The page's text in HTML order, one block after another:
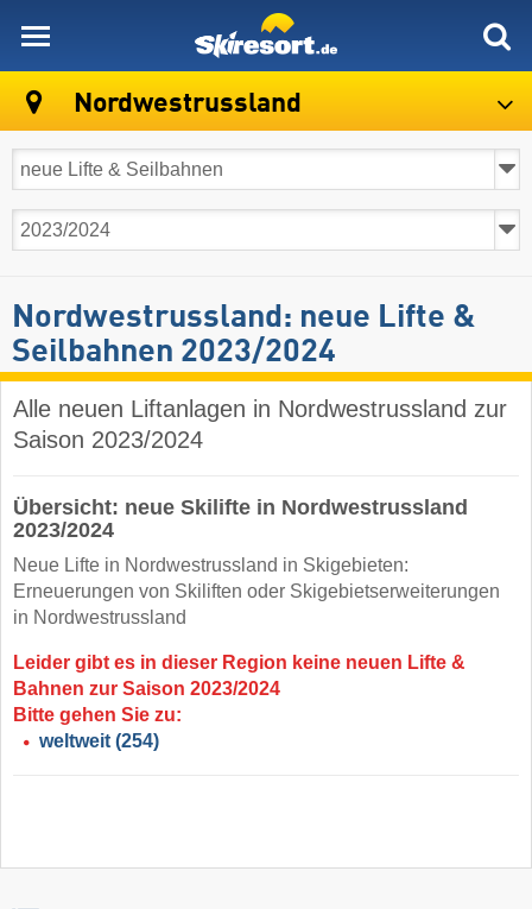
Nordwestrussland
Nordwestrussland: neue Lifte &
Seilbahnen 2023/2024
Alle neuen Liftanlagen in Nordwestrussland zur
Saison 2023/2024
Übersicht: neue Skilifte in Nordwestrussland
2023/2024
Neue Lifte in Nordwestrussland in Skigebieten:
Erneuerungen von Skiliften oder Skigebietserweiterungen
in Nordwestrussland
Leider gibt es in dieser Region keine neuen Lifte &
Bahnen zur Saison 2023/2024
Bitte gehen Sie zu:
weltweit (254)